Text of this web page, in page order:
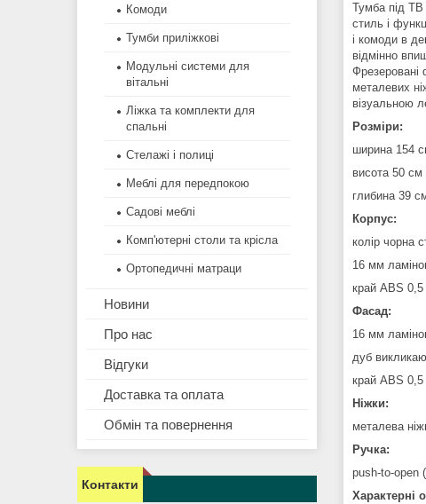
Тумба під ТВ
стиль і
і комоди в
відмінно
Фрезеровані
металевих
візуальною
Розміри:
ширина 154
висота 50 см
глибина 39
Корпус:
колір чорна
16 мм
край ABS
Фасад:
16 мм
дуб
край ABS
Ніжки:
металева
Ручка:
push-to-open
Характерні
Комоди
Тумби приліжкові
Модульні системи для
вітальні
Ліжка та комплекти для
спальні
Стелажі і полиці
Меблі для передпокою
Садові меблі
Комп'ютерні столи та крісла
Ортопедичні матраци
Новини
Про нас
Відгуки
Доставка та оплата
Обмін та повернення
Контакти